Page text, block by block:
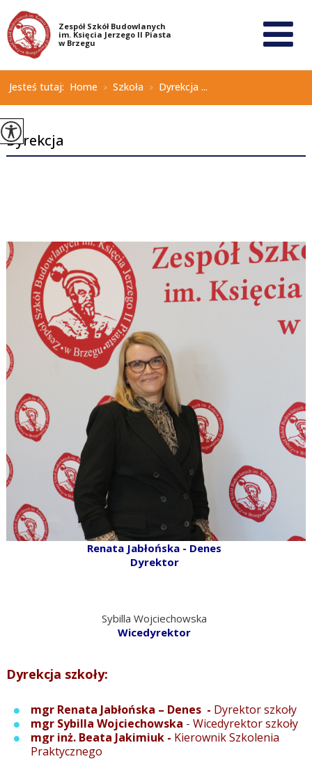
Jesteś tutaj: Home > Szkoła > Dyrekcja ...
Dyrekcja
Renata Jabłońska - Denes
Dyrektor
Sybilla Wojciechowska
Wicedyrektor
Dyrekcja szkoły:
mgr Renata Jabłońska – Denes - Dyrektor szkoły
mgr Sybilla Wojciechowska - Wicedyrektor szkoły
mgr inż. Beata Jakimiuk - Kierownik Szkolenia
Praktycznego